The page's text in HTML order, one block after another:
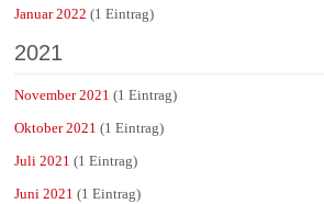
Januar 2022 (1 Eintrag)
2021
November 2021 (1 Eintrag)
Oktober 2021 (1 Eintrag)
Juli 2021 (1 Eintrag)
Juni 2021 (1 Eintrag)